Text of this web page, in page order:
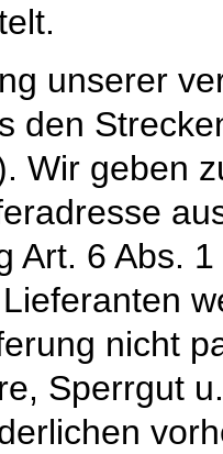
unserer
den
Wir geben
Art. 6 Abs.
nicht
Sperrgut